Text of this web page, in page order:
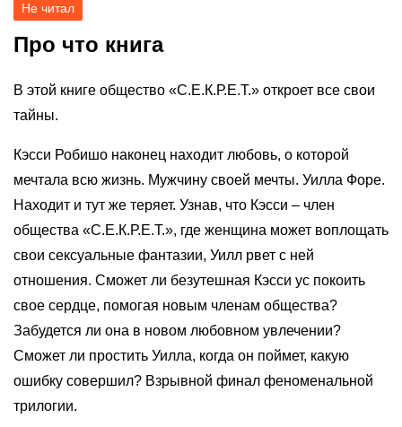
Не читал
Про что книга
В этой книге общество «С.Е.К.Р.Е.Т.» откроет все свои
тайны.
Кэсси Робишо наконец находит любовь, о которой
мечтала всю жизнь. Мужчину своей мечты. Уилла Форе.
Находит и тут же теряет. Узнав, что Кэсси – член
общества «С.Е.К.Р.Е.Т.», где женщина может воплощать
свои сексуальные фантазии, Уилл рвет с ней
отношения. Сможет ли безутешная Кэсси ус покоить
свое сердце, помогая новым членам общества?
Забудется ли она в новом любовном увлечении?
Сможет ли простить Уилла, когда он поймет, какую
ошибку совершил? Взрывной финал феноменальной
трилогии.